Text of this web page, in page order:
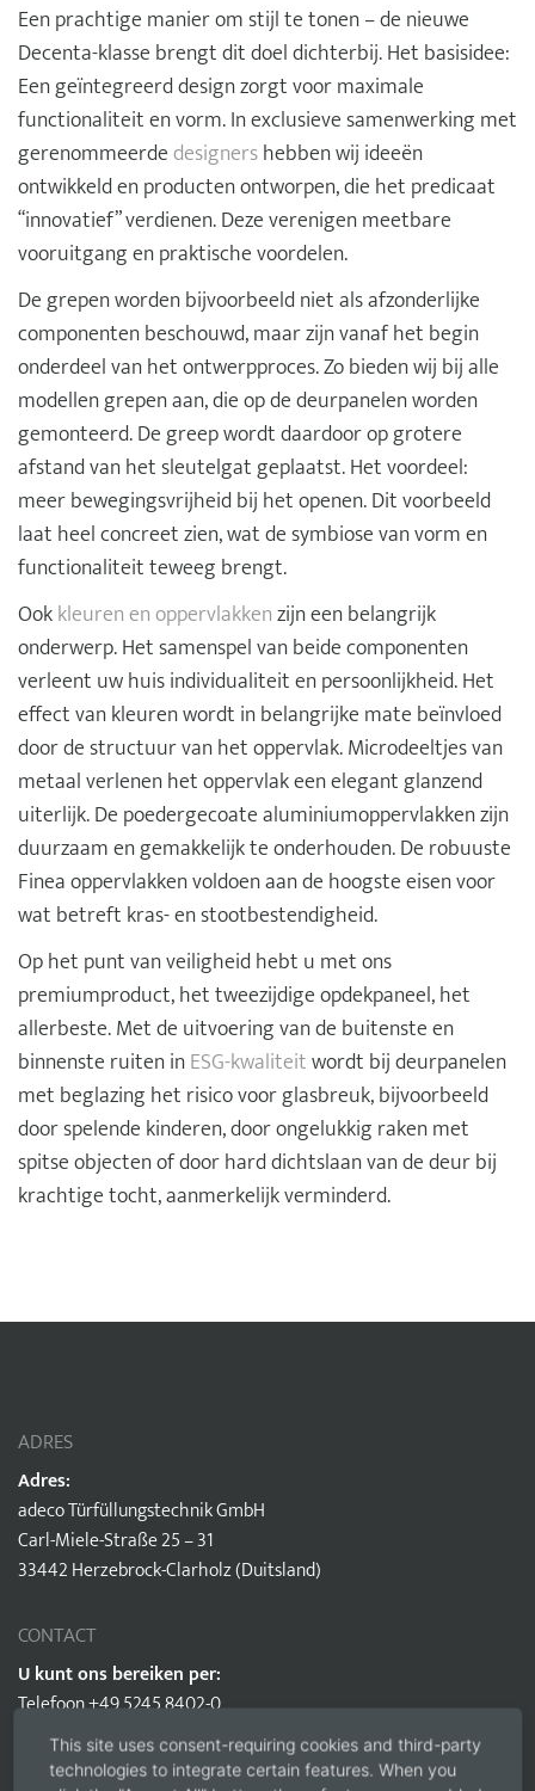
Een prachtige manier om stijl te tonen – de nieuwe
Decenta-klasse brengt dit doel dichterbij. Het basisidee:
Een geïntegreerd design zorgt voor maximale
functionaliteit en vorm. In exclusieve samenwerking met
gerenommeerdedesignershebben wij ideeën
ontwikkeld en producten ontworpen, die het predicaat
“innovatief” verdienen. Deze verenigen meetbare
vooruitgang en praktische voordelen.
De grepen worden bijvoorbeeld niet als afzonderlijke
componenten beschouwd, maar zijn vanaf het begin
onderdeel van het ontwerpproces. Zo bieden wij bij alle
modellen grepen aan, die op de deurpanelen worden
gemonteerd. De greep wordt daardoor op grotere
afstand van het sleutelgat geplaatst. Het voordeel:
meer bewegingsvrijheid bij het openen. Dit voorbeeld
laat heel concreet zien, wat de symbiose van vorm en
functionaliteit teweeg brengt.
Ookkleuren en oppervlakkenzijn een belangrijk
onderwerp. Het samenspel van beide componenten
verleent uw huis individualiteit en persoonlijkheid. Het
effect van kleuren wordt in belangrijke mate beïnvloed
door de structuur van het oppervlak. Microdeeltjes van
metaal verlenen het oppervlak een elegant glanzend
uiterlijk. De poedergecoate aluminiumoppervlakken zijn
duurzaam en gemakkelijk te onderhouden. De robuuste
Finea oppervlakken voldoen aan de hoogste eisen voor
wat betreft kras- en stootbestendigheid.
Op het punt van veiligheid hebt u met ons
premiumproduct, het tweezijdige opdekpaneel, het
allerbeste. Met de uitvoering van de buitenste en
binnenste ruiten inESG-kwaliteitwordt bij deurpanelen
met beglazing het risico voor glasbreuk, bijvoorbeeld
door spelende kinderen, door ongelukkig raken met
spitse objecten of door hard dichtslaan van de deur bij
krachtige tocht, aanmerkelijk verminderd.
ADRES
Adres:
adeco Türfüllungstechnik GmbH
Carl-Miele-Straße 25 – 31
33442 Herzebrock-Clarholz (Duitsland)
CONTACT
U kunt ons bereiken per:
Telefoon +49 5245 8402-0
e-mail:info@adeco.de
This site uses consent-requiring cookies and third-party
technologies to integrate certain features. When you